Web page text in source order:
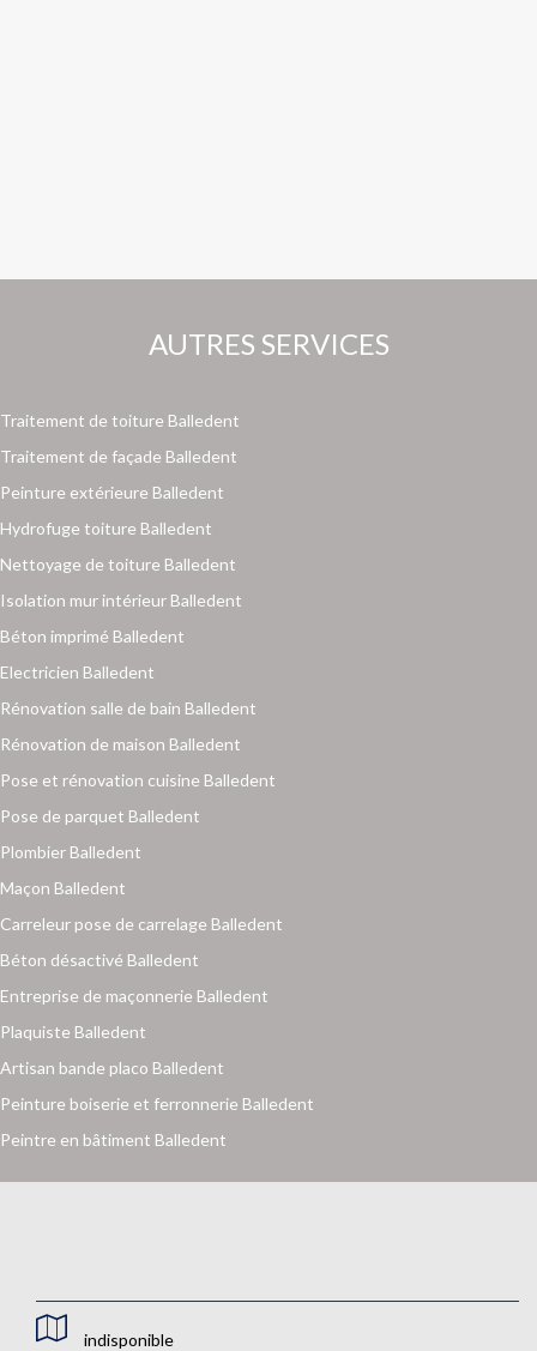
AUTRES SERVICES
Traitement de toiture Balledent
Traitement de façade Balledent
Peinture extérieure Balledent
Hydrofuge toiture Balledent
Nettoyage de toiture Balledent
Isolation mur intérieur Balledent
Béton imprimé Balledent
Electricien Balledent
Rénovation salle de bain Balledent
Rénovation de maison Balledent
Pose et rénovation cuisine Balledent
Pose de parquet Balledent
Plombier Balledent
Maçon Balledent
Carreleur pose de carrelage Balledent
Béton désactivé Balledent
Entreprise de maçonnerie Balledent
Plaquiste Balledent
Artisan bande placo Balledent
Peinture boiserie et ferronnerie Balledent
Peintre en bâtiment Balledent
indisponible